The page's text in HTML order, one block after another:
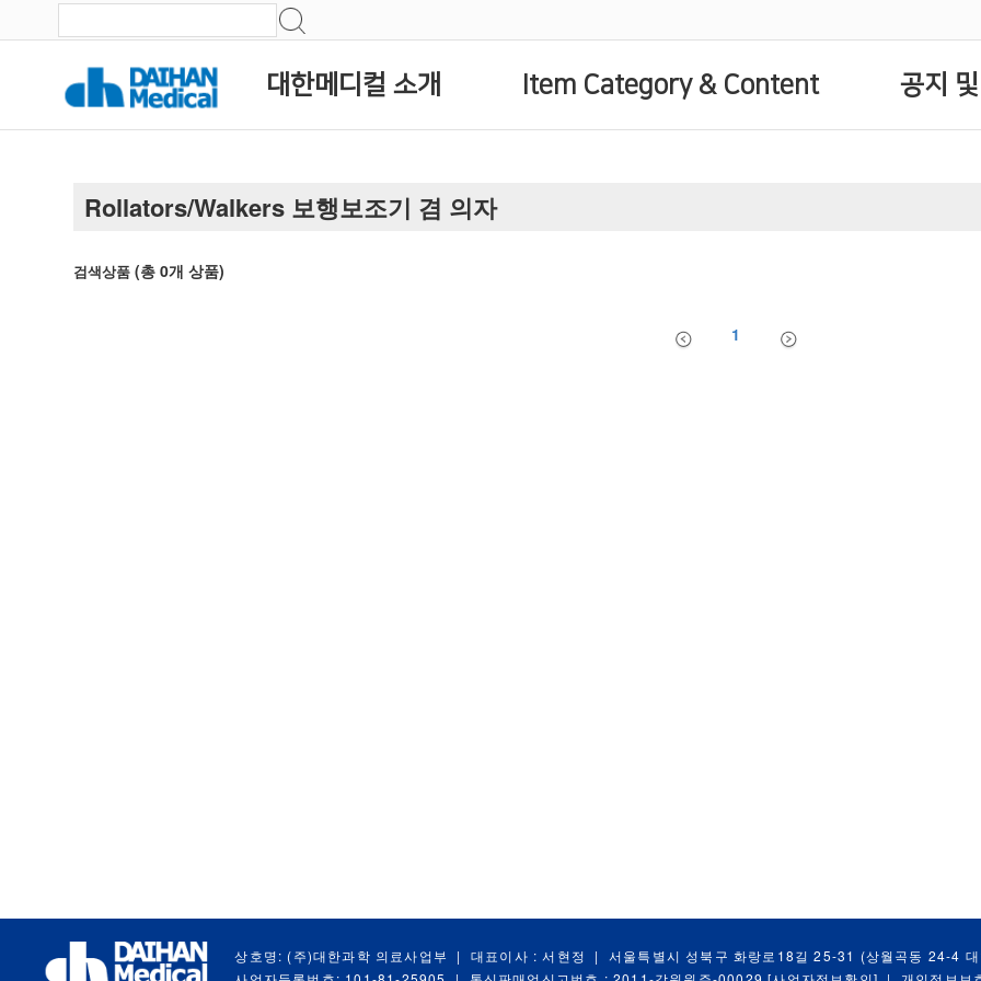
대한메디컬 소개 Item Category & Content 공지
Rollators/Walkers 보행보조기 겸 의자
검색상품 (총0개 상품)
1
상호명: (주)대한과학 의료사업부 | 대표이사 : 서현정 |
서울특별시 성북구 화랑로18길 25-31 (상월곡동 24-4